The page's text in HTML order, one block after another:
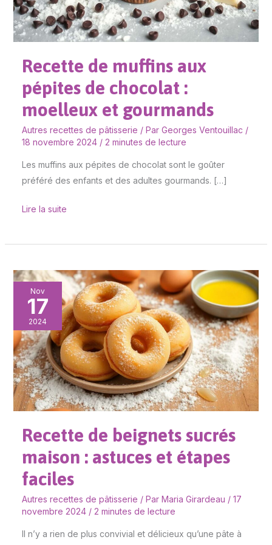
Recette de muffins aux
pépites de chocolat :
moelleux et gourmands
Autres recettes de pâtisserie / Par Georges Ventouillac /
18 novembre 2024 / 2 minutes de lecture
Les muffins aux pépites de chocolat sont le goûter
préféré des enfants et des adultes gourmands. […]
chocolat
:
et
Lire la suite
Nov
17
2024
Recette de beignets sucrés
maison : astuces et étapes
faciles
Autres recettes de pâtisserie / Par Maria Girardeau / 17
novembre 2024 / 2 minutes de lecture
Il n’y a rien de plus convivial et délicieux qu’une pâte à
Recette
de
beignets
sucrés
maison
:
astuces
et
faciles